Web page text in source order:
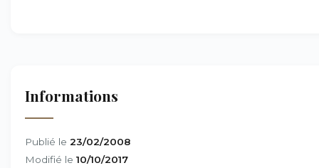
Informations
Publié le 23/02/2008
Modifié le 10/10/2017